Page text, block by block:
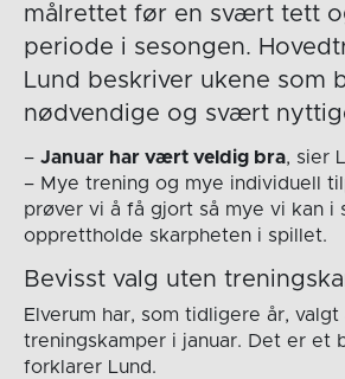
målrettet før en svært tett
periode i sesongen.
Lund beskriver ukene som
nødvendige og svært
– Januar har vært veldig bra, sier
– Mye trening og mye individuell
prøver vi å få gjort så mye vi kan i
opprettholde skarpheten i spillet.
Bevisst valg uten
Elverum har, som tidligere år, valgt
treningskamper i januar. Det er et
forklarer Lund.